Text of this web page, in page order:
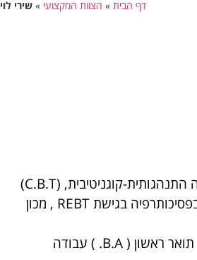
דף הבית » הצוות המקצועי » שירי לוי
לימודים בתוכנית הדו-שנתית להכשרת מטפלים בפסיכותרפיה התנהגותית-קוגניטיבית, (C.B.T)
בחסות איט"ה ואוניברסיטת בר-אילן, במגמת ילדים. הסמכה בפסיכותרפיה בגישת REBT , מכון
תואר שני (M.S.W) עבודה סוציאלית, אוניברסיטת בן גוריון . תואר ראשון ( B.A. ) עבודה